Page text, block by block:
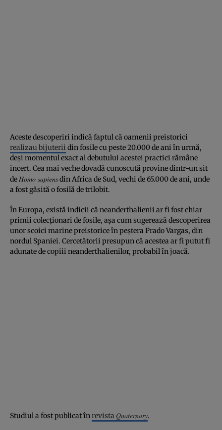
Aceste descoperiri indică faptul că oamenii preistorici
realizau bijuterii din fosile cu peste 20.000 de ani în urmă,
deși momentul exact al debutului acestei practici rămâne
incert. Cea mai veche dovadă cunoscută provine dintr-un sit
de Homo sapiensdin Africa de Sud, vechi de 65.000 de ani, unde
a fost găsită o fosilă de trilobit.
În Europa, există indicii că neanderthalienii ar fi fost chiar
primii colecționari de fosile, așa cum sugerează descoperirea
unor scoici marine preistorice în peștera Prado Vargas, din
nordul Spaniei. Cercetătorii presupun că acestea ar fi putut fi
adunate de copiii neanderthalienilor, probabil în joacă.
Studiul a fost publicat înrevista Quaternary.